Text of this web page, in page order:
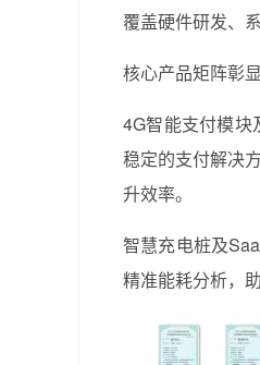
覆盖硬件研发、
核心产品矩阵彰
4G智能支付模块
稳定的支付解决
升效率。
智慧充电桩及
精准能耗分析，